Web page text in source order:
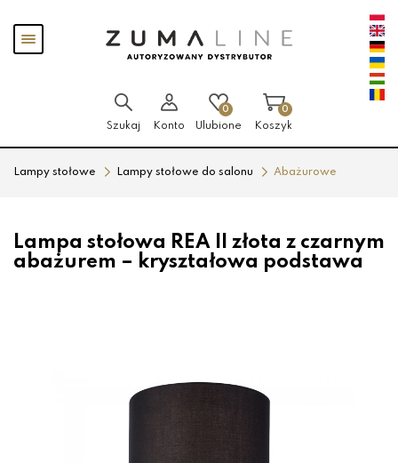
Pokaż
menu
Szukaj Konto
0
Ulubione
0
Koszyk
Lampy stołowe Lampy stołowe do salonu Abażurowe
Lampa stołowa REA II złota z czarnym
abażurem – kryształowa podstawa